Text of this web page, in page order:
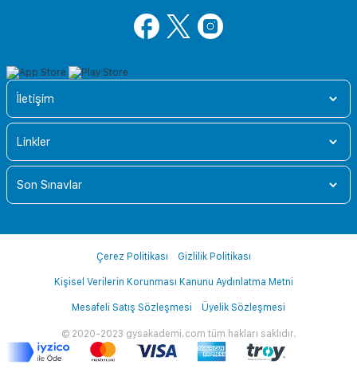
İletişim
Linkler
Son Sınavlar
© 2020-2023 gysakademi.com tüm hakları saklıdır.
Çerez Politikası Gizlilik Politikası
Kişisel Verilerin Korunması Kanunu Aydınlatma Metni
Mesafeli Satış Sözleşmesi Üyelik Sözleşmesi